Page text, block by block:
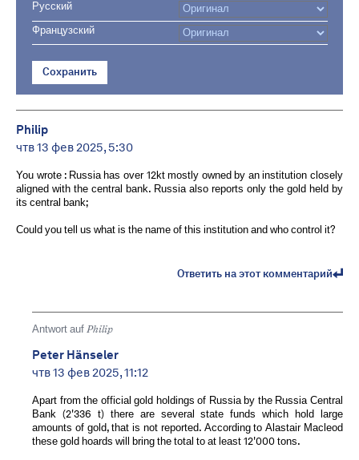
Русский
Французский
Сохранить
Philip
чтв 13 фев 2025, 5:30
You wrote : Russia has over 12kt mostly owned by an institution closely
aligned with the central bank. Russia also reports only the gold held by
its central bank;
Could you tell us what is the name of this institution and who control it?
Ответить на этот комментарий
Antwort auf Philip
Peter Hänseler
чтв 13 фев 2025, 11:12
Apart from the official gold holdings of Russia by the Russia Central
Bank (2'336 t) there are several state funds which hold large
amounts of gold, that is not reported. According to Alastair Macleod
these gold hoards will bring the total to at least 12'000 tons.